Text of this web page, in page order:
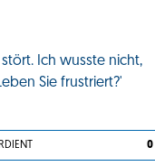
Ich wusste nicht,
Sie frustriert?'
0